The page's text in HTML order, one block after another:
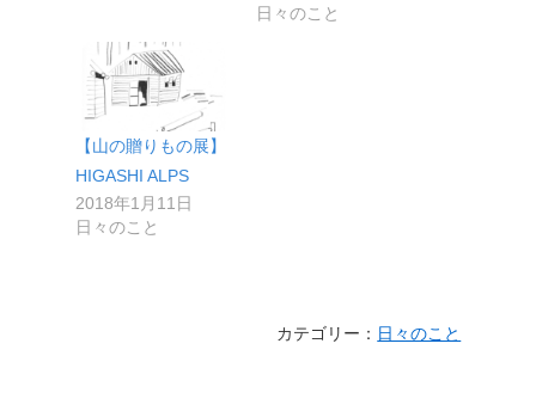
日々のこと
【山の贈りもの展】
HIGASHI ALPS
2018年1月11日
日々のこと
カテゴリー： 日々のこと